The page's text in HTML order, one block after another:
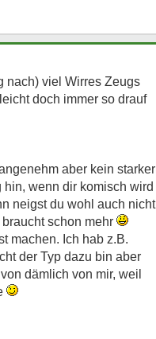
nach) viel Wirres Zeugs
doch immer so drauf
aber kein starker
wenn dir komisch wird
neigst du wohl auch nicht
schon mehr
machen. Ich hab z.B.
der Typ dazu bin aber
dämlich von mir, weil